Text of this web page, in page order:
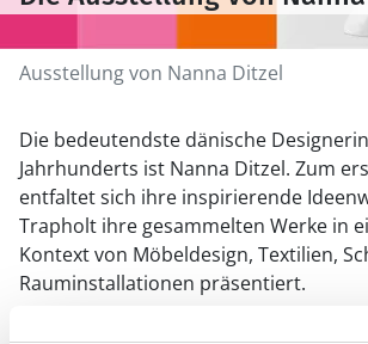
Ausstellung von Nanna Ditzel
Die bedeutendste dänische
Jahrhunderts ist Nanna Ditzel. Zum
entfaltet sich ihre inspirierende
Trapholt ihre gesammelten Werke in
Kontext von Möbeldesign, Textilien,
Rauminstallationen präsentiert.